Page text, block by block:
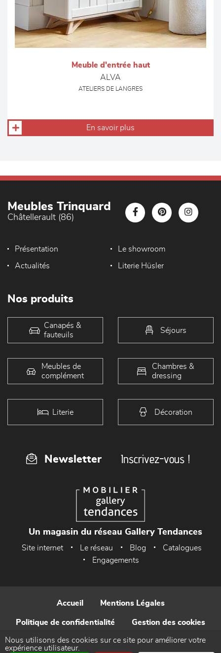
Meuble d'entrée haut
ALVA
ATELIERS DE LANGRES
En savoir plus
Meubles Trinquard
Châtellerault (86)
Présentation Le showroom
Actualités Literie Hüsler
Nos produits
Canapés &
fauteuils
Séjours
Meubles de
complément
Chambres &
dressing
Literie Décoration
Newsletter Inscrivez-vous !
Un magasin du réseau Gallery Tendances
Site internet Le réseau Blog
Catalogues
Engagements
Accueil Mentions Légales
Politique de confidentialité Gestion des cookies
Contact
Nous utilisons des cookies sur ce site pour améliorer votre
expérience utilisateur.